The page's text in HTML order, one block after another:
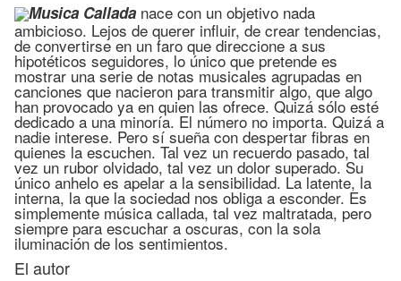
Musica Callada nace con un objetivo nada
ambicioso. Lejos de querer influir, de crear tendencias,
de convertirse en un faro que direccione a sus
hipotéticos seguidores, lo único que pretende es
mostrar una serie de notas musicales agrupadas en
canciones que nacieron para transmitir algo, que algo
han provocado ya en quien las ofrece. Quizá sólo esté
dedicado a una minoría. El número no importa. Quizá a
nadie interese. Pero sí sueña con despertar fibras en
quienes la escuchen. Tal vez un recuerdo pasado, tal
vez un rubor olvidado, tal vez un dolor superado. Su
único anhelo es apelar a la sensibilidad. La latente, la
interna, la que la sociedad nos obliga a esconder. Es
simplemente música callada, tal vez maltratada, pero
siempre para escuchar a oscuras, con la sola
iluminación de los sentimientos.
El autor